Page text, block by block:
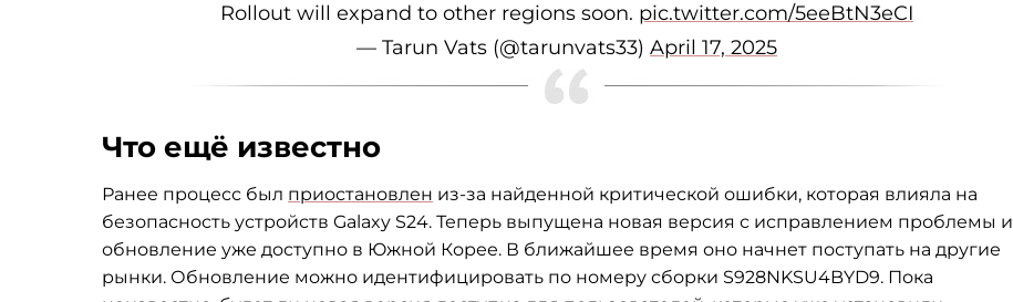
Rollout will expand to other regions soon. pic.twitter.com/5eeBtN3eCI
— Tarun Vats (@tarunvats33) April 17, 2025
Что ещё известно
Ранее процесс был приостановлен из-за найденной критической ошибки, которая влияла на
безопасность устройств Galaxy S24. Теперь выпущена новая версия с исправлением проблемы и
обновление уже доступно в Южной Корее. В ближайшее время оно начнет поступать на другие
рынки. Обновление можно идентифицировать по номеру сборки S928NKSU4BYD9. Пока